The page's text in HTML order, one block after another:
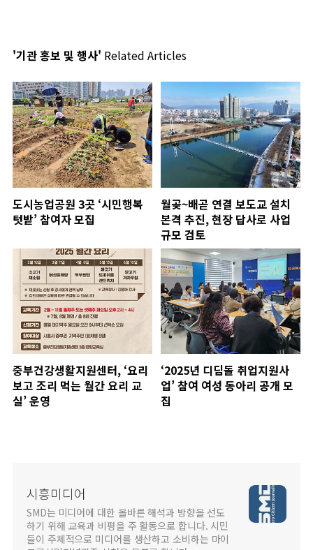
'기관 홍보 및 행사' Related Articles
도시농업공원 3곳 ‘시민행복
텃밭’ 참여자 모집
월곶~배곧 연결 보도교 설치
본격 추진, 현장 답사로 사업
규모 검토
중부건강생활지원센터, ‘요리
보고 조리 먹는 월간 요리 교
실’ 운영
‘2025년 디딤돌 취업지원사
업’ 참여 여성 동아리 공개 모
집
시흥미디어
SMD는 미디어에 대한 올바른 해석과 방향을 선도
하기 위해 교육과 비평을 주 활동으로 합니다. 시민
들이 주체적으로 미디어를 생산하고 소비하는 마이